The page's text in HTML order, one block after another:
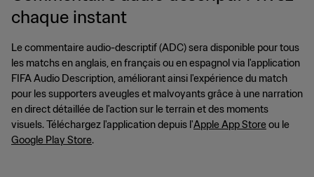
chaque instant
Le commentaire audio-descriptif (ADC) sera disponible pour tous
les matchs en anglais, en français ou en espagnol via l'application
FIFA Audio Description, améliorant ainsi l'expérience du match
pour les supporters aveugles et malvoyants grâce à une narration
en direct détaillée de l'action sur le terrain et des moments
visuels. Téléchargez l'application depuis l'Apple App Storeou le
Google Play Store.